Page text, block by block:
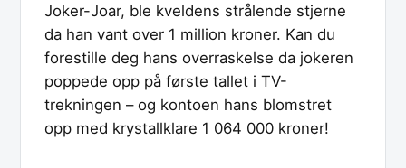
Joker-Joar, ble kveldens strålende stjerne
da han vant over 1 million kroner. Kan du
forestille deg hans overraskelse da jokeren
poppede opp på første tallet i TV-
trekningen – og kontoen hans blomstret
opp med krystallklare 1 064 000 kroner!